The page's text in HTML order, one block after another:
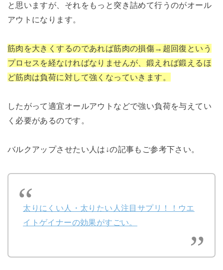
と思いますが、それをもっと突き詰めて行うのがオール
アウトになります。
筋肉を大きくするのであれば筋肉の損傷→超回復という
プロセスを経なければなりませんが、鍛えれば鍛えるほ
ど筋肉は負荷に対して強くなっていきます。
したがって適宜オールアウトなどで強い負荷を与えてい
く必要があるのです。
バルクアップさせたい人は↓の記事もご参考下さい。
太りにくい人・太りたい人注目サプリ！！ウエ
イトゲイナーの効果がすごい。